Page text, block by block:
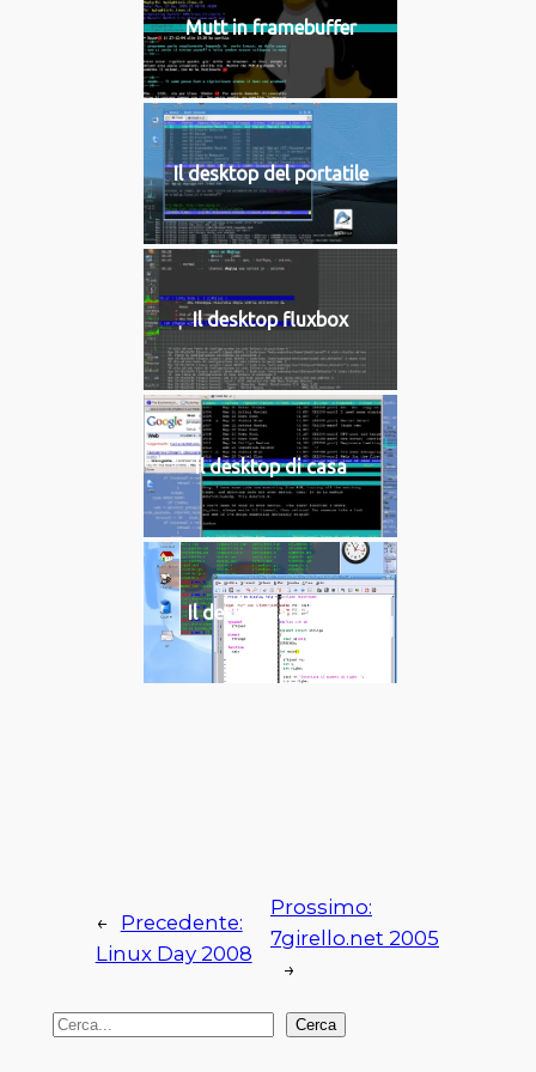
Mutt in framebuffer
Il desktop del portatile
Il desktop fluxbox
Il desktop di casa
Il desktop al lavoro
←
Precedente:
Linux Day 2008
Prossimo:
7girello.net 2005
→
C
Cerca